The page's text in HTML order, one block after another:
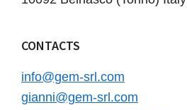
CONTACTS
info@gem-srl.com
gianni@gem-srl.com